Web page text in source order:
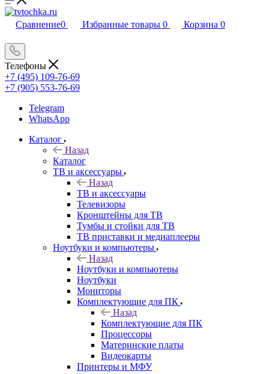
Сравнение0 Избранные товары 0 Корзина 0
Телефоны
+7 (495) 109-76-69
+7 (905) 553-76-69
Telegram
WhatsApp
Каталог
Назад
Каталог
ТВ и аксессуары
Назад
ТВ и аксессуары
Телевизоры
Кронштейны для ТВ
Тумбы и стойки для ТВ
ТВ приставки и медиаплееры
Ноутбуки и компьютеры
Назад
Ноутбуки и компьютеры
Ноутбуки
Мониторы
Комплектующие для ПК
Назад
Комплектующие для ПК
Процессоры
Материнские платы
Видеокарты
Принтеры и МФУ